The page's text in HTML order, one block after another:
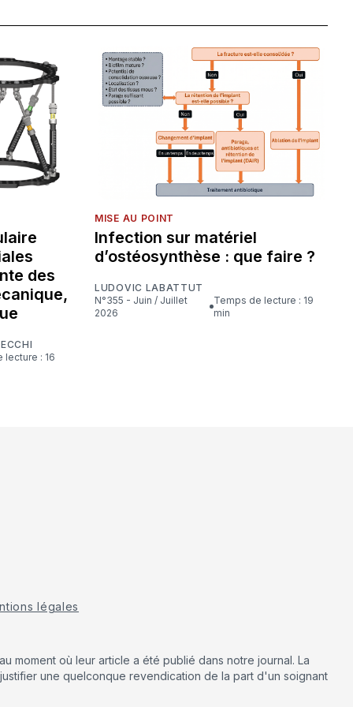
des
MISE AU POINT
Infection sur matériel
d’ostéosynthèse : que faire ?
LUDOVIC LABATTUT
N°355 - Juin / Juillet
2026
Temps de lecture : 19
min
légales
moment où leur article a été publié dans notre journal. La
une quelconque revendication de la part d'un soignant